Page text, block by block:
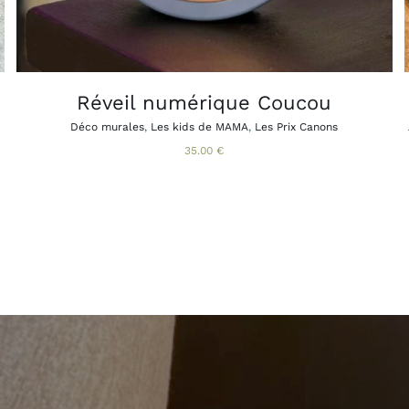
Réveil numérique Coucou
Déco murales, Les kids de MAMA, Les Prix Canons
35.00 €